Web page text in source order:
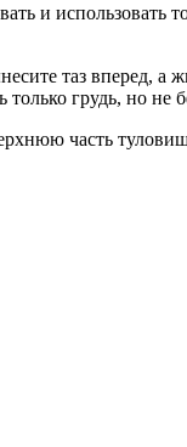
и использовать
таз вперед,
грудь, но не
часть